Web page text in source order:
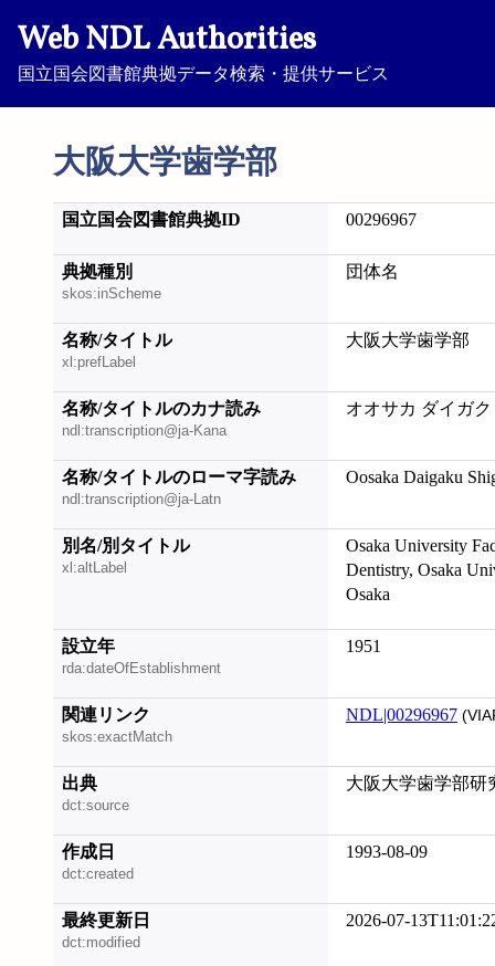
Web NDL Authorities
国立国会図書館典拠データ検索・提供サービス
大阪大学歯学部
国立国会図書館典拠ID 00296967
典拠種別
skos:inScheme
団体名
名称/タイトル
xl:prefLabel
大阪大学歯学部
名称/タイトルのカナ読み
ndl:transcription@ja-Kana
オオサカ ダイガ
名称/タイトルのローマ字読み
ndl:transcription@ja-Latn
Oosaka Daigaku
別名/別タイトル
xl:altLabel
Osaka University
Dentistry, Osaka
Osaka
設立年
rda:dateOfEstablishment
1951
関連リンク
skos:exactMatch
NDL|00296967
出典
dct:source
大阪大学歯学部研
作成日
dct:created
1993-08-09
最終更新日
dct:modified
2026-07-